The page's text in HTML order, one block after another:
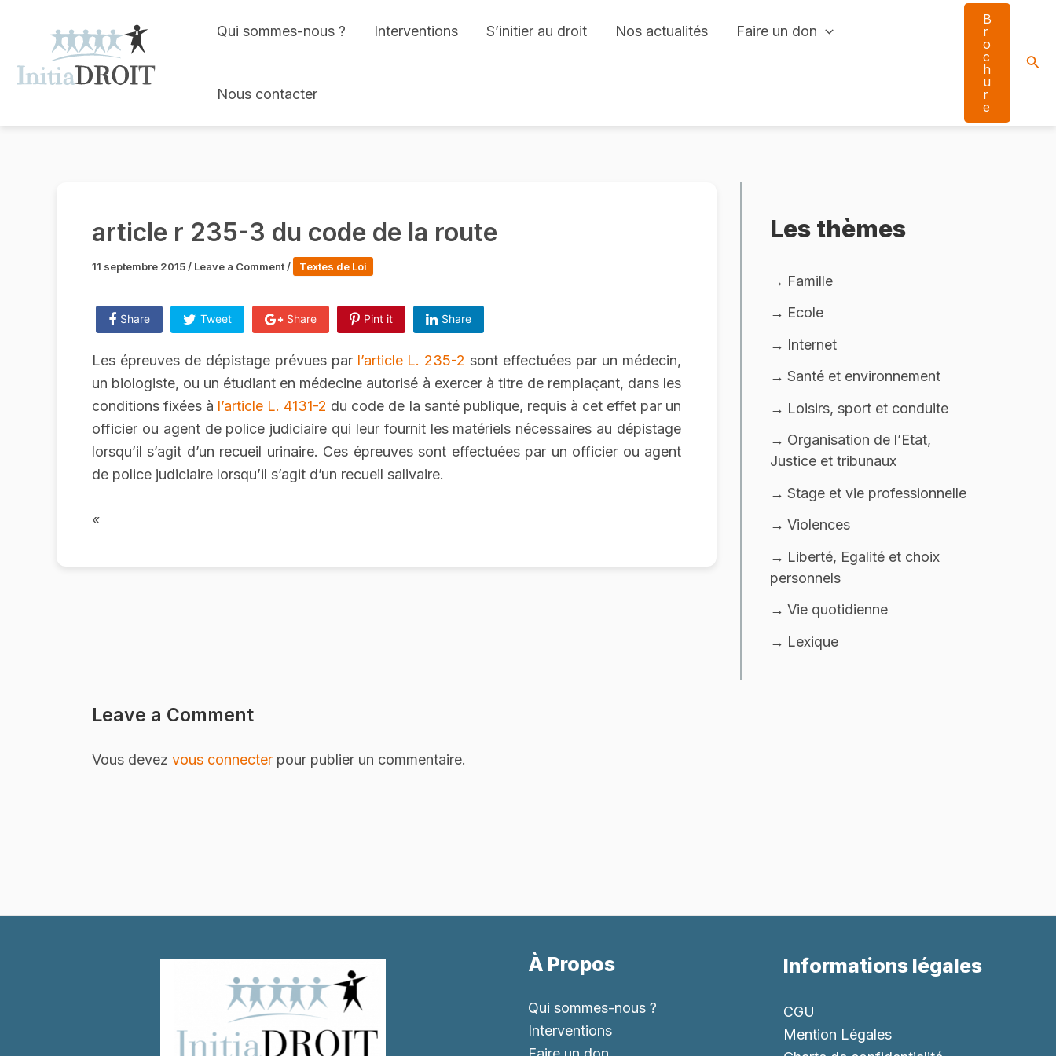
Qui sommes-nous ? Interventions S’initier au droit Nos actualités Faire un don
Nous contacter
B
r
o
c
h
u
r
e
article r 235-3 du code de la route
11 septembre 2015 / Leave a Comment / Textes de Loi
Share Tweet Share Pint it Share
Les épreuves de dépistage prévues par l’article L. 235-2 sont effectuées par un médecin,
un biologiste, ou un étudiant en médecine autorisé à exercer à titre de remplaçant, dans les
conditions fixées à l’article L. 4131-2 du code de la santé publique, requis à cet effet par un
officier ou agent de police judiciaire qui leur fournit les matériels nécessaires au dépistage
lorsqu’il s’agit d’un recueil urinaire. Ces épreuves sont effectuées par un officier ou agent
de police judiciaire lorsqu’il s’agit d’un recueil salivaire.
«
Leave a Comment
Vous devez vous connecter pour publier un commentaire.
Les thèmes
Famille
Ecole
Internet
Santé et environnement
Loisirs, sport et conduite
Organisation de l’Etat,
Justice et tribunaux
Stage et vie professionnelle
Violences
Liberté, Egalité et choix
personnels
Vie quotidienne
Lexique
À Propos
Qui sommes-nous ?
Interventions
Informations légales
CGU
Mention Légales